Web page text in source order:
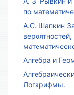
по
А.С. Шапкин
Алгебра и
Логарифмы.